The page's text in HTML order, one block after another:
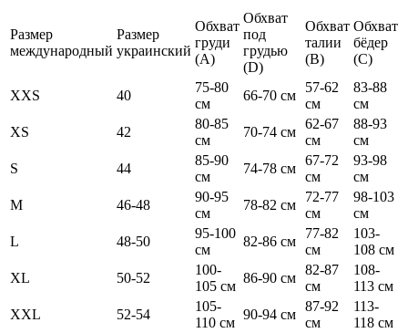
Размер
международный
Размер
украинский
Обхват
груди
(А)
Обхват
под
грудью
(D)
Обхват
талии
(В)
Обхват
бёдер
(С)
XXS 40
75-80
см
66-70 см
57-62
см
83-88
см
XS
42
80-85
см
70-74 см
62-67
см
88-93
см
S
44
85-90
см
74-78 см
67-72
см
93-98
см
M
46-48
90-95
см
78-82 см
72-77
см
98-103
см
L
48-50
95-100
см
82-86 см
77-82
см
103-
108 см
XL
50-52
100-
105 см
86-90 см
82-87
см
108-
113 см
XXL
52-54
105-
110 см
90-94 см
87-92
см
113-
118 см